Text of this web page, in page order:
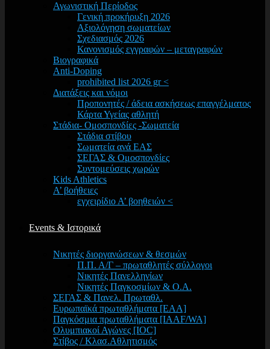
Αγωνιστική Περίοδος
Γενική προκήρυξη 2026
Αξιολόγηση σωματείων
Σχεδιασμός 2026
Κανονισμός εγγραφών – μεταγραφών
Βιογραφικά
Anti-Doping
prohibited list 2026 gr <
Διατάξεις και νόμοι
Προπονητές / άδεια ασκήσεως επαγγέλματος
Κάρτα Υγείας αθλητή
Στάδια- Ομοσπονδίες -Σωματεία
Στάδια στίβου
Σωματεία ανά ΕΑΣ
ΣΕΓΑΣ & Ομοσπονδίες
Συντομεύσεις χωρών
Kids Athletics
Α’ βοήθειες
εγχειρίδιο Α’ βοηθειών <
Events & Ιστορικά
Νικητές διοργανώσεων & θεσμών
Π.Π. Α/Γ – πρωταθλητές σύλλογοι
Νικητές Πανελληνίων
Νικητές Παγκοσμίων & Ο.Α.
ΣΕΓΑΣ & Πανελ. Πρωταθλ.
Ευρωπαϊκά πρωταθλήματα [EAA]
Παγκόσμια πρωταθλήματα [IAAF/WA]
Ολυμπιακοί Αγώνες [IOC]
Στίβος / Κλασ.Αθλητισμός